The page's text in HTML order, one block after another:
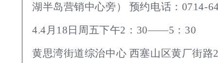
湖半岛营销中心旁） 预约电话：0714-
4.4月18日周五下午2：30——5：30
黄思湾街道综治中心 西塞山区黄厂街路